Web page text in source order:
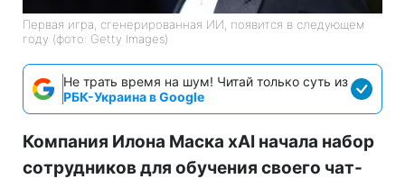
Первая игра, сгенерированная ИИ, появится в следующем
году (фото: Getty Images)
Не трать время на шум! Читай только суть из
РБК-Украина в Google
Компания Илона Маска xAI начала набор
сотрудников для обучения своего чат-